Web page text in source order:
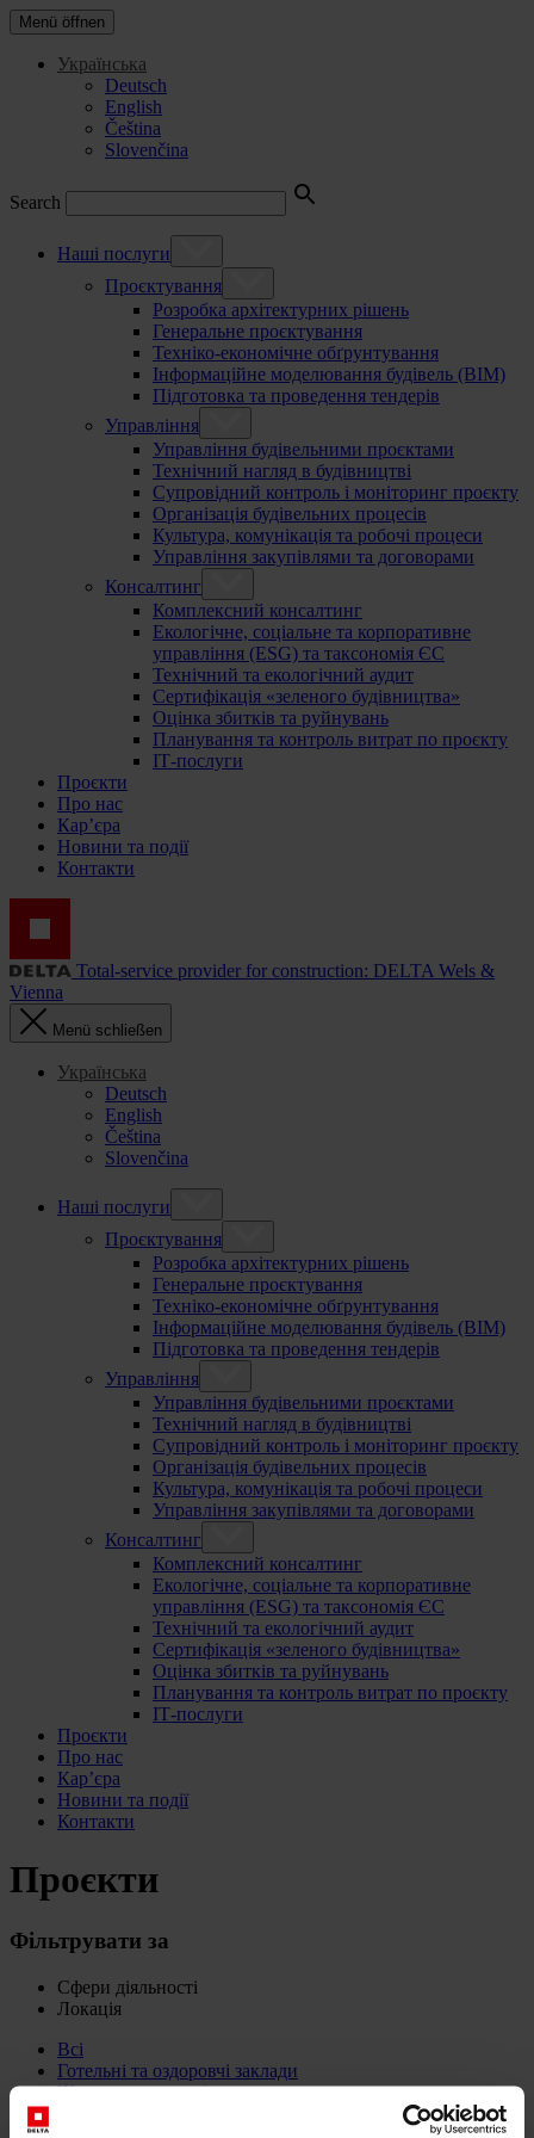
Menü öffnen
Українська
Deutsch
English
Čeština
Slovenčina
Search
Наші послуги
Проєктування
Розробка архітектурних рішень
Генеральне проєктування
Техніко-економічне обґрунтування
Інформаційне моделювання будівель (BIM)
Підготовка та проведення тендерів
Управління
Управління будівельними проєктами
Технічний нагляд в будівництві
Супровідний контроль і моніторинг проєкту
Організація будівельних процесів
Культура, комунікація та робочі процеси
Управління закупівлями та договорами
Консалтинг
Комплексний консалтинг
Екологічне, соціальне та корпоративне
управління (ESG) та таксономія ЄС
Технічний та екологічний аудит
Сертифікація «зеленого будівництва»
Оцінка збитків та руйнувань
Планування та контроль витрат по проєкту
ІТ-послуги
Проєкти
Про нас
Кар’єра
Новини та події
Контакти
Total-service provider for construction: DELTA Wels &
Vienna
Menü schließen
Українська
Deutsch
English
Čeština
Slovenčina
Наші послуги
Проєктування
Розробка архітектурних рішень
Генеральне проєктування
Техніко-економічне обґрунтування
Інформаційне моделювання будівель (BIM)
Підготовка та проведення тендерів
Управління
Управління будівельними проєктами
Технічний нагляд в будівництві
Супровідний контроль і моніторинг проєкту
Організація будівельних процесів
Культура, комунікація та робочі процеси
Управління закупівлями та договорами
Консалтинг
Комплексний консалтинг
Екологічне, соціальне та корпоративне
управління (ESG) та таксономія ЄС
Технічний та екологічний аудит
Сертифікація «зеленого будівництва»
Оцінка збитків та руйнувань
Планування та контроль витрат по проєкту
ІТ-послуги
Проєкти
Про нас
Кар’єра
Новини та події
Контакти
Проєкти
Фільтрувати за
Сфери діяльності
Локація
Всі
Готельні та оздоровчі заклади
Житлова нерухомість